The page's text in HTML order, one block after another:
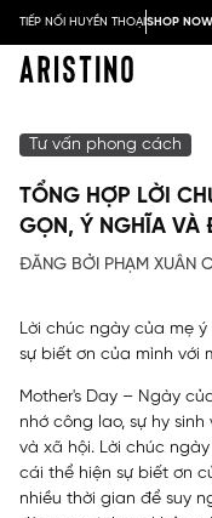
TIẾP NỐI HUYỀN THOẠISHOP NOW
Tư vấn phong cách
TỔNG HỢP LỜI
GỌN, Ý NGHĨA VÀ
ĐĂNG BỞI PHẠM XUÂN
Lời chúc ngày của mẹ
sự biết ơn của mình với
Mother's Day – Ngày
nhớ công lao, sự hy
và xã hội. Lời chúc
cái thể hiện sự biết ơn
nhiều thời gian để suy